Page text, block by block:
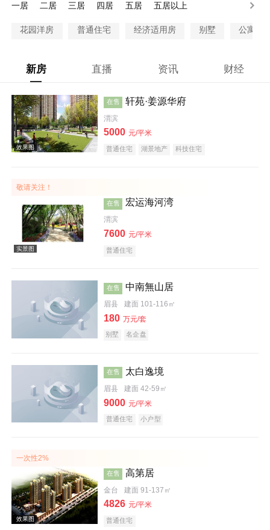
一居
二居 三居 四居 五居 五居以上
花园洋房 普通住宅 经济适用房 别墅 公寓
新房 直播 资讯 财经
在售 轩苑·姜源华府
渭滨
5000 元/平米
普通住宅 湖景地产 科技住宅
敬请关注！
在售 宏运海河湾
渭滨
7600 元/平米
普通住宅
在售 中南無山居
眉县 建面 101-116㎡
180 万元/套
别墅 名企盘
在售 太白逸境
眉县 建面 42-59㎡
9000 元/平米
普通住宅 小户型
一次性2%
在售 高第居
金台 建面 91-137㎡
4826 元/平米
普通住宅